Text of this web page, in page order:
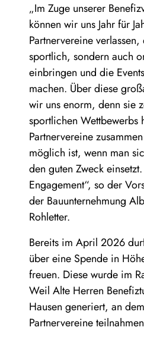
„Im Zuge unserer
können wir uns Jahr für
Partnervereine
sportlich, sondern auch
einbringen und die
machen. Über diese
wir uns enorm, denn sie
sportlichen Wettbewerbs
Partnervereine
möglich ist, wenn man
den guten Zweck
Engagement“, so der
der Bauunternehmung
Rohletter.
Bereits im April 2026
über eine Spende in
freuen. Diese wurde im
Weil Alte Herren
Hausen generiert, an
Partnervereine